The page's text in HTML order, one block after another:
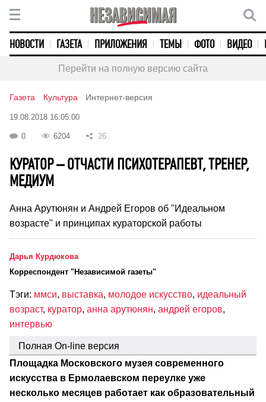
НОВОСТИ ГАЗЕТА ПРИЛОЖЕНИЯ ТЕМЫ ФОТО ВИДЕО
Перейти на полную версию сайта
Газета Культура Интернет-версия
19.08.2018 16:05:00
0 6204 26
КУРАТОР – ОТЧАСТИ ПСИХОТЕРАПЕВТ, ТРЕНЕР,
МЕДИУМ
Анна Арутюнян и Андрей Егоров об "Идеальном
возрасте" и принципах кураторской работы
Дарья Курдюкова
Корреспондент "Независимой газеты"
Тэги: ммси, выставка, молодое искусство, идеальный
возраст, куратор, анна арутюнян, андрей егоров,
интервью
Полная On-line версия
Площадка Московского музея современного
искусства в Ермолаевском переулке уже
несколько месяцев работает как образовательный